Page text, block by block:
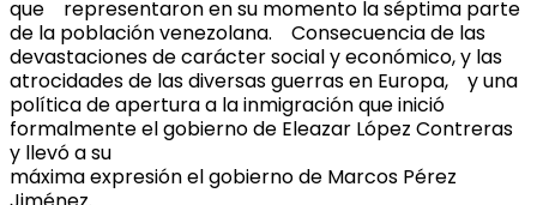
que representaron en su momento la séptima parte
de la población venezolana. Consecuencia de las
devastaciones de carácter social y económico, y las
atrocidades de las diversas guerras en Europa, y una
política de apertura a la inmigración que inició
formalmente el gobierno de Eleazar López Contreras
y llevó a su
máxima expresión el gobierno de Marcos Pérez